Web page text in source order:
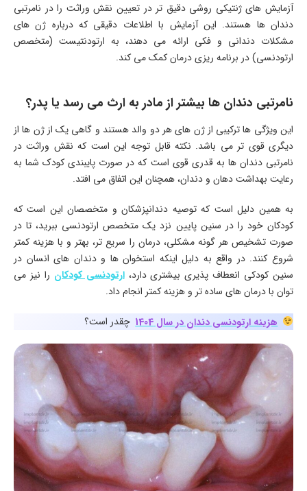
آزمایش های ژنتیکی روشی دقیق تر در تعیین نقش وراثت را در نامرتبی
دندان ها هستند. این آزمایش با اطلاعات دقیقی که درباره ژن های
مشکلات دندانی و فکی ارائه می دهند، به ارتودنتیست (متخصص
ارتودنسی) در برنامه ریزی درمان کمک می کند.
نامرتبی دندان ها بیشتر از مادر به ارث می رسد یا پدر؟
این ویژگی ها ترکیبی از ژن های هر دو والد هستند و گاهی یک از ژن ها از
دیگری قوی تر می باشد. نکته قابل توجه این است که نقش وراثت در
نامرتبی دندان ها به قدری قوی است که در صورت پایبندی کودک شما به
رعایت بهداشت دهان و دندان، همچنان این اتفاق می افتد.
به همین دلیل است که توصیه دندانپزشکان و متخصصان این است که
کودکان خود را در سنین پایین نزد یک متخصص ارتودنسی ببرید، تا در
صورت تشخیص هر گونه مشکلی، درمان را سریع تر، بهتر و با هزینه کمتر
شروع کنند. در واقع به دلیل اینکه استخوان ها و دندان های انسان در
سنین کودکی انعطاف پذیری بیشتری دارد،ارتودنسی کودکان را نیز می
توان با درمان های ساده تر و هزینه کمتر انجام داد.
هزینه ارتودنسی دندان در سال 1404
چقدر است؟